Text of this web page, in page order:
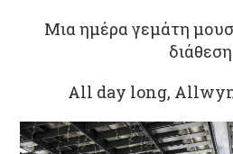
Μια ημέρα γεμάτη
All day long,